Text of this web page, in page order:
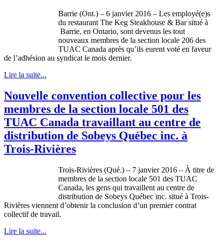
Barrie (Ont.) – 6 janvier 2016 – Les employé(e)s
du restaurant The Keg Steakhouse & Bar situé à
Barrie, en Ontario, sont devenus les tout
nouveaux membres de la section locale 206 des
TUAC Canada après qu’ils eurent voté en faveur
de l’adhésion au syndicat le mois dernier.
Lire la suite...
Nouvelle convention collective pour les
membres de la section locale 501 des
TUAC Canada travaillant au centre de
distribution de Sobeys Québec inc. à
Trois-Rivières
Trois-Rivières (Qué.) – 7 janvier 2016 – À titre de
membres de la section locale 501 des TUAC
Canada, les gens qui travaillent au centre de
distribution de Sobeys Québec inc. situé à Trois-
Rivières viennent d’obtenir la conclusion d’un premier contrat
collectif de travail.
Lire la suite...